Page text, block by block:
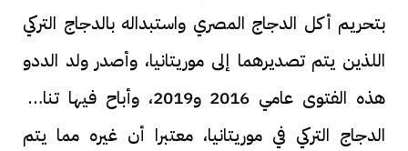
بتحريم أكل الدجاج المصري واستبداله بالدجاج التركي
اللذين يتم تصديرهما إلى موريتانيا، وأصدر ولد الددو
هذه الفتوى عامي 2016 و2019، وأباح فيها تناول
الدجاج التركي في موريتانيا، معتبرا أن غيره مما يتم